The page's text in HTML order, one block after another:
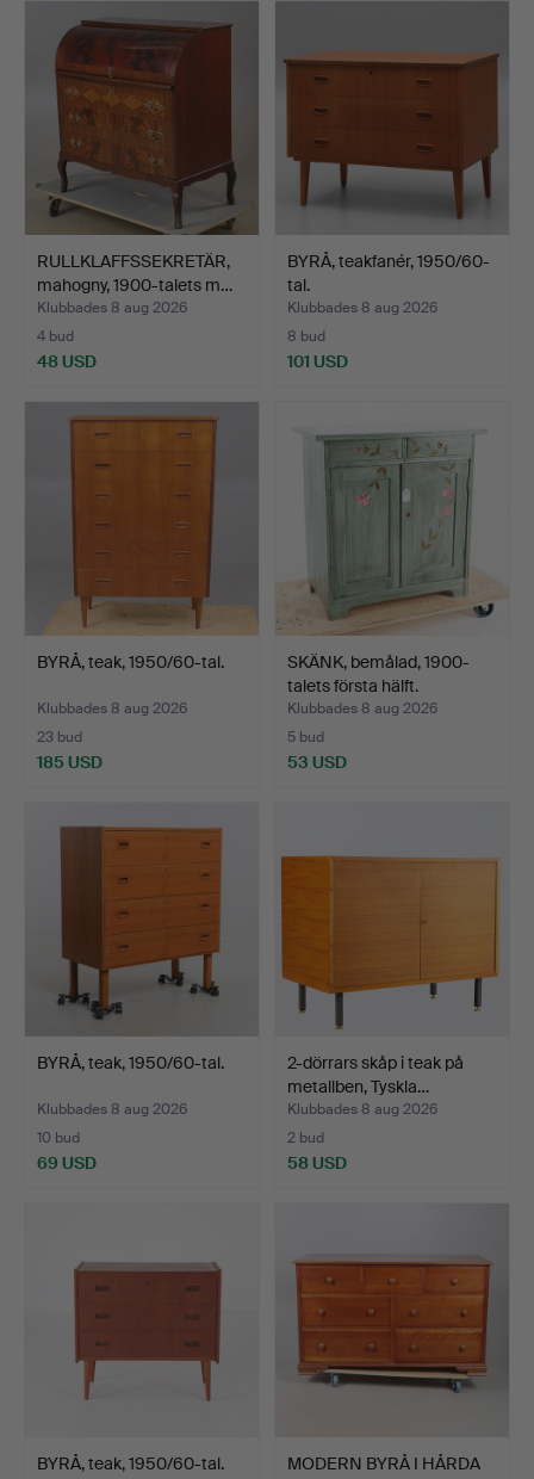
RULLKLAFFSSEKRETÄR,
mahogny, 1900-talets m…
Klubbades 8 aug 2026
4 bud
48 USD
BYRÅ, teakfanér, 1950/60-
tal.
Klubbades 8 aug 2026
8 bud
101 USD
BYRÅ, teak, 1950/60-tal.
Klubbades 8 aug 2026
23 bud
185 USD
SKÄNK, bemålad, 1900-
talets första hälft.
Klubbades 8 aug 2026
5 bud
53 USD
BYRÅ, teak, 1950/60-tal.
Klubbades 8 aug 2026
10 bud
69 USD
2-dörrars skåp i teak på
metallben, Tyskla…
Klubbades 8 aug 2026
2 bud
58 USD
BYRÅ, teak, 1950/60-tal.
MODERN BYRÅ I HÅRDA